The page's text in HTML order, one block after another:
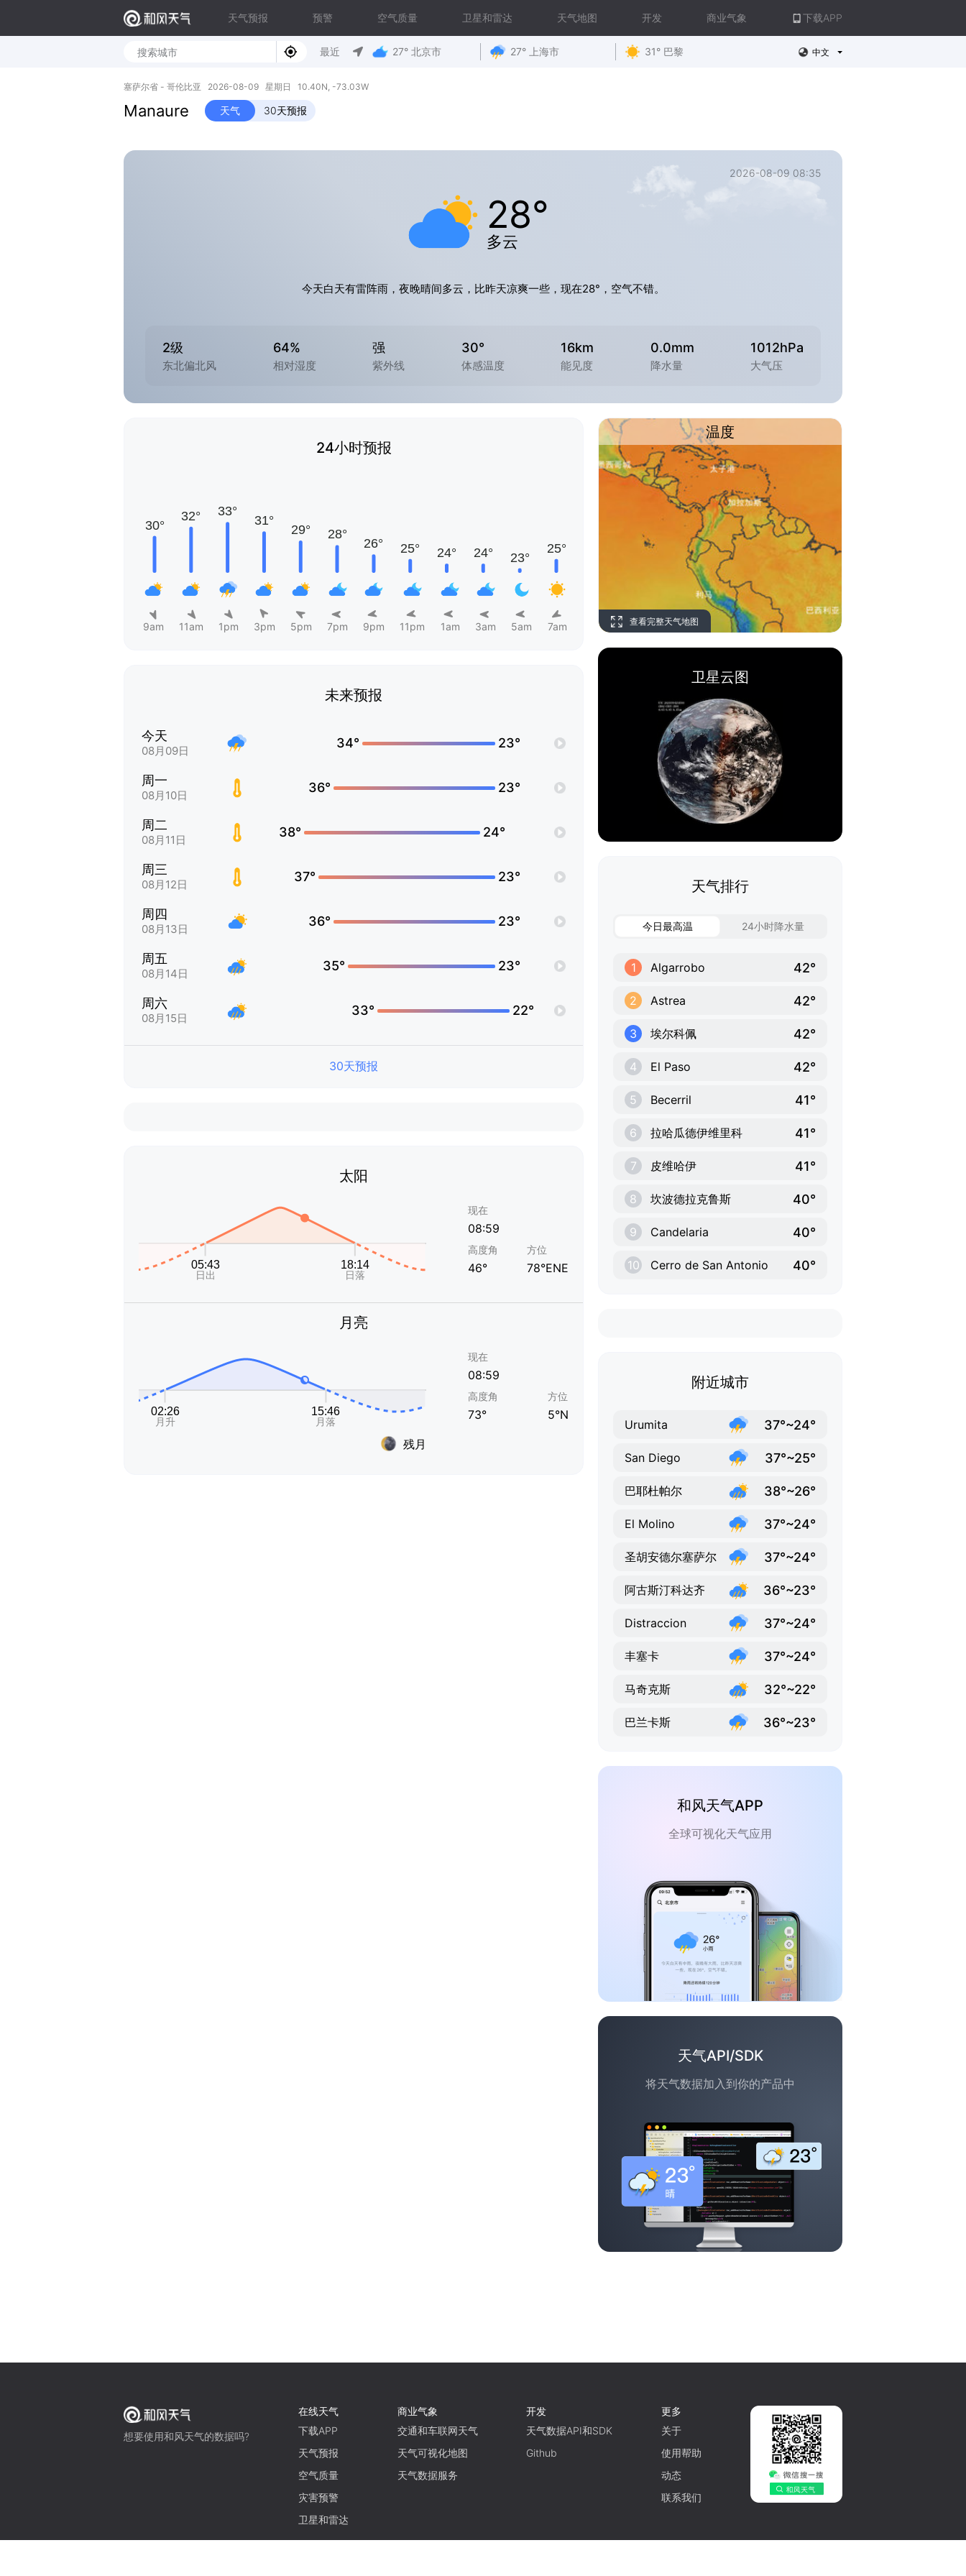
天气预报 预警 空气质量 卫星和雷达 天气地图 开发 商业气象 下载APP
最近 27° 北京市 27° 上海市 31° 巴黎 中文
塞萨尔省 - 哥伦比亚 2026-08-09 星期日 10.40N, -73.03W
Manaure 天气 30天预报
2026-08-09 08:35
28°
多云
今天白天有雷阵雨，夜晚晴间多云，比昨天凉爽一些，现在28°，空气不错。
2级
东北偏北风
64%
相对湿度
强
紫外线
30°
体感温度
16km
能见度
0.0mm
降水量
1012hPa
大气压
24小时预报
9am 11am 1pm 3pm 5pm 7pm 9pm 11pm 1am 3am 5am 7am
未来预报
今天
08月09日
34° 23°
周一
08月10日
36° 23°
周二
08月11日
38° 24°
周三
08月12日
37° 23°
周四
08月13日
36° 23°
周五
08月14日
35° 23°
周六
08月15日
33° 22°
30天预报
太阳
现在
08:59
高度角
46°
方位
78°ENE
月亮
残月
现在
08:59
高度角
73°
方位
5°N
温度
查看完整天气地图
卫星云图
天气排行
今日最高温 24小时降水量
1 Algarrobo 42°
2 Astrea 42°
3 埃尔科佩 42°
4 El Paso 42°
5 Becerril 41°
6 拉哈瓜德伊维里科 41°
7 皮维哈伊 41°
8 坎波德拉克鲁斯 40°
9 Candelaria 40°
10 Cerro de San Antonio 40°
附近城市
Urumita 37°~24°
San Diego 37°~25°
巴耶杜帕尔 38°~26°
El Molino 37°~24°
圣胡安德尔塞萨尔 37°~24°
阿古斯汀科达齐 36°~23°
Distraccion 37°~24°
丰塞卡 37°~24°
马奇克斯 32°~22°
巴兰卡斯 36°~23°
和风天气APP
全球可视化天气应用
天气API/SDK
将天气数据加入到你的产品中
想要使用和风天气的数据吗?
在线天气
下载APP
天气预报
空气质量
灾害预警
卫星和雷达
商业气象
交通和车联网天气
天气可视化地图
天气数据服务
开发
天气数据API和SDK
Github
更多
关于
使用帮助
动态
联系我们